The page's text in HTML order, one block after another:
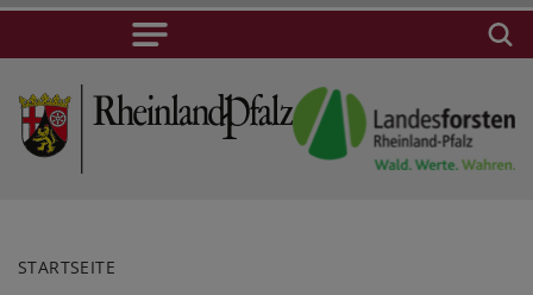
STARTSEITE